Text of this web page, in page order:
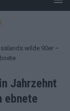
wilde 90er –
Jahrzehnt
ebnete